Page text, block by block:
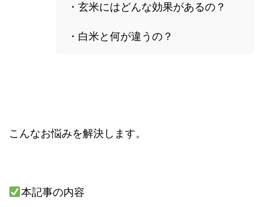
・玄米にはどんな効果があるの？
・白米と何が違うの？
こんなお悩みを解決します。
本記事の内容